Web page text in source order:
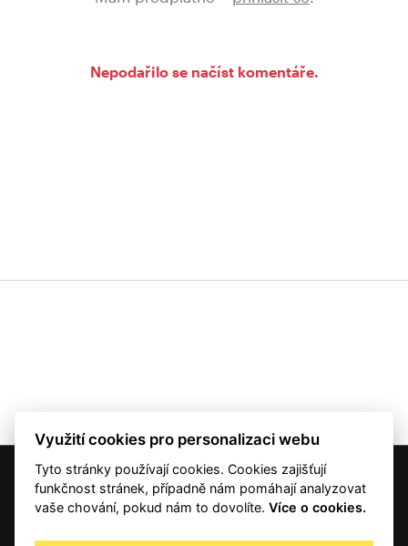
Nepodařilo se načíst komentáře.
© 2001 — 2026 Copyright CMI News a dodavatelé obsahu. |
Autorská práva
Využití cookies pro personalizaci webu
Tyto stránky používají cookies. Cookies zajišťují
funkčnost stránek, případně nám pomáhají analyzovat
vaše chování, pokud nám to dovolíte.Více o cookies.